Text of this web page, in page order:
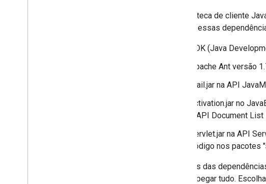
A biblioteca de cliente
instalar essas
JDK (Java
Apache Ant versão
mail.jar na API
activation.jar no
a API Document
servlet.jar na API
código nos pacotes
Algumas das
melhor pegar tudo.